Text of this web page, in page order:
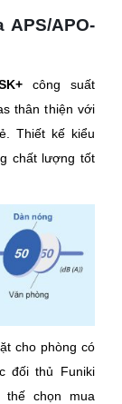
APO-
công suất
thân thiện với
Thiết kế kiểu
chất lượng tốt
cho phòng có
đối thủ Funiki
chọn mua